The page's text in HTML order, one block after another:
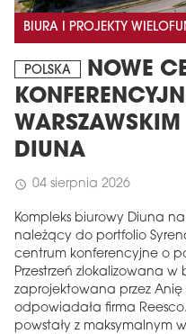
BIURA I PROJEKTY
POLSKA
NOWE
WARSZAWSKIM
DIUNA
schedule 04 sierpnia 2026
Kompleks biurowy Diuna
należący do portfolio
centrum konferencyjne o
Przestrzeń zlokalizowana w
zaprojektowana przez Anię
odpowiadała firma
powstały z maksymalnym